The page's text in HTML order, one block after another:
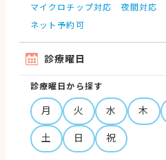
マイクロチップ対応
夜間対応
ネット予約可
診療曜日
診療曜日から探す
月 火 水 木
土
日 祝